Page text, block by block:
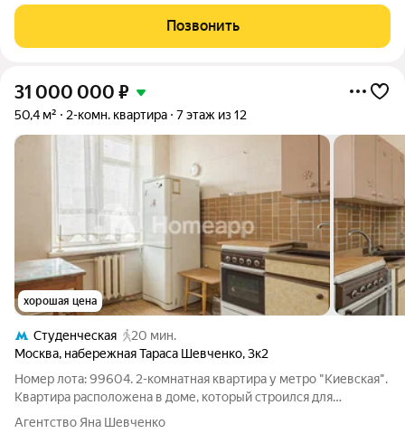
этажного кирпичного
Позвонить
31 000 000 ₽
50,4 м² 2-комн. квартира 7 этаж из 12
хорошая цена
Студенческая
20 мин.
Москва, набережная Тараса Шевченко,3к2
Номер лота: 99604. 2-комнатная квартира у метро "Киевская".
Квартира расположена в доме, который строился для
сотрудников МИД, поэтому здесь сохраняется спокойная
Агентство Яна Шевченко